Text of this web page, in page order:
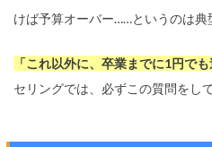
けば予算オーバー……というのは典
「これ以外に、卒業までに1円で
セリングでは、必ずこの質問をし